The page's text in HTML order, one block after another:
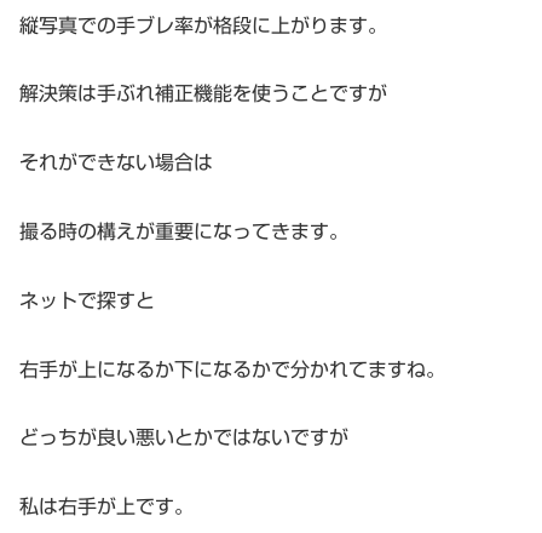
縦写真での手ブレ率が格段に上がります。
解決策は手ぶれ補正機能を使うことですが
それができない場合は
撮る時の構えが重要になってきます。
ネットで探すと
右手が上になるか下になるかで分かれてますね。
どっちが良い悪いとかではないですが
私は右手が上です。